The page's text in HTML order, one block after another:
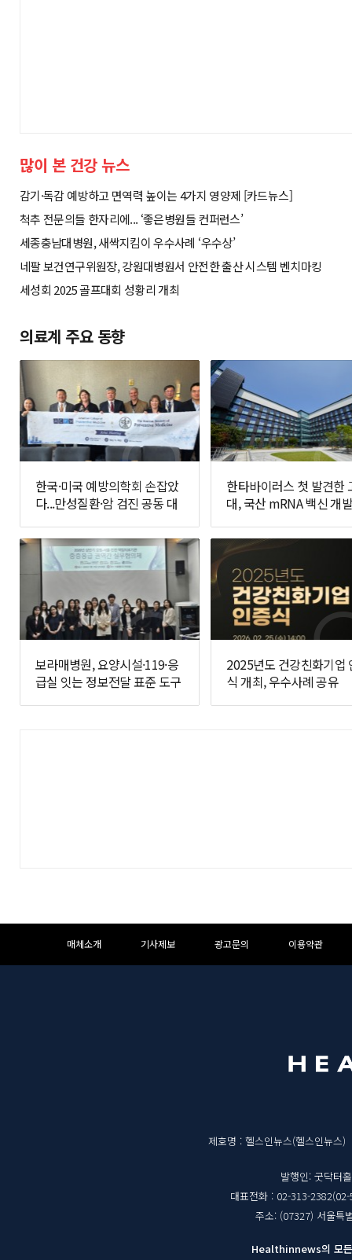
많이 본 건강 뉴스
감기·독감 예방하고 면역력 높이는 4가지 영양제 [카드뉴스]
척추 전문의들 한자리에... ‘좋은병원들 컨퍼런스’
세종충남대병원, 새싹지킴이 우수사례 ‘우수상’
네팔 보건연구위원장, 강원대병원서 안전한 출산 시스템 벤치마킹
세성회 2025 골프대회 성황리 개최
의료계 주요 동향
한국·미국 예방의학회 손잡았
다...만성질환·암 검진 공동 대
한타바이러스 첫 발견한
대, 국산 mRNA 백신 개
보라매병원, 요양시설·119·응
급실 잇는 정보전달 표준 도구
2025년도 건강친화기업
식 개최, 우수사례 공유
단
매체소개 기사제보 광고문의 이용약관
제호명 : 헬스인뉴스(헬스인뉴스)
발행인: 굿닥터
대표전화 : 02-313-
주소: (07327) 서울특
Healthinnews의 모든